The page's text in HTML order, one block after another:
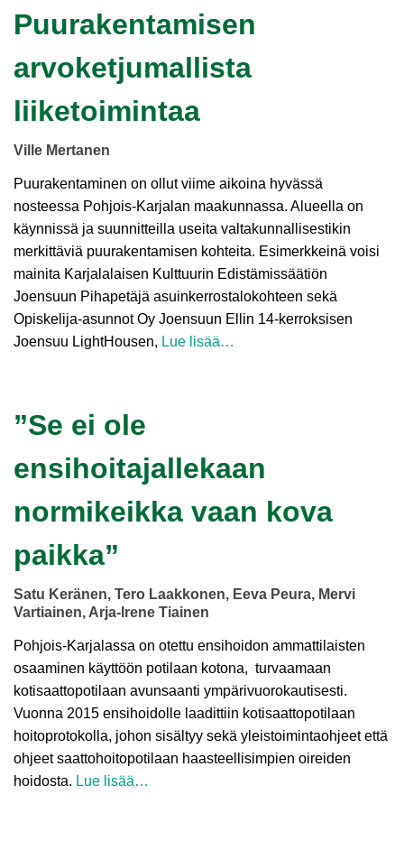
Puurakentamisen
arvoketjumallista
liiketoimintaa
Ville Mertanen
Puurakentaminen on ollut viime aikoina hyvässä
nosteessa Pohjois-Karjalan maakunnassa. Alueella on
käynnissä ja suunnitteilla useita valtakunnallisestikin
merkittäviä puurakentamisen kohteita. Esimerkkeinä voisi
mainita Karjalalaisen Kulttuurin Edistämissäätiön
Joensuun Pihapetäjä asuinkerrostalokohteen sekä
Opiskelija-asunnot Oy Joensuun Ellin 14-kerroksisen
Joensuu LightHousen, Lue lisää…
”Se ei ole
ensihoitajallekaan
normikeikka vaan kova
paikka”
Satu Keränen, Tero Laakkonen, Eeva Peura, Mervi
Vartiainen, Arja-Irene Tiainen
Pohjois-Karjalassa on otettu ensihoidon ammattilaisten
osaaminen käyttöön potilaan kotona, turvaamaan
kotisaattopotilaan avunsaanti ympärivuorokautisesti.
Vuonna 2015 ensihoidolle laadittiin kotisaattopotilaan
hoitoprotokolla, johon sisältyy sekä yleistoimintaohjeet että
ohjeet saattohoitopotilaan haasteellisimpien oireiden
hoidosta. Lue lisää…